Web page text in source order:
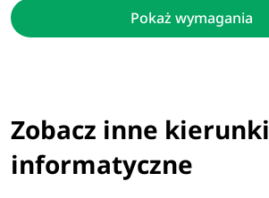
Pokaż wymagania
Zobacz inne kierunki
informatyczne